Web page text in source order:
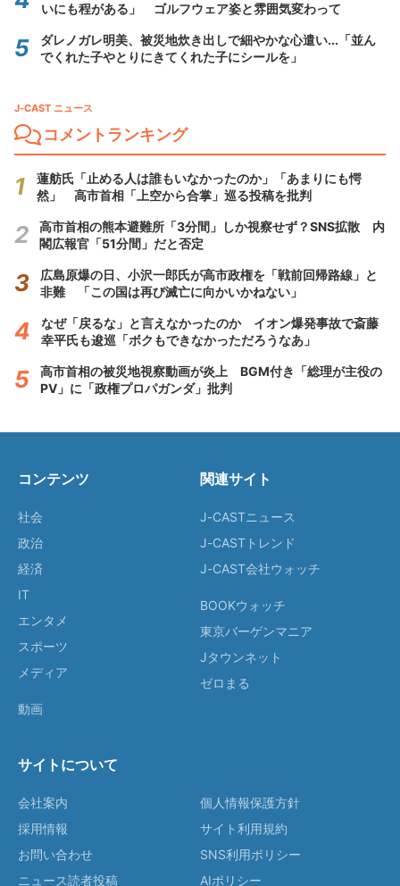
いにも程がある」 ゴルフウェア姿と雰囲気変わって
ダレノガレ明美、被災地炊き出しで細やかな心遣い...「並ん
でくれた子やとりにきてくれた子にシールを」
J-CAST ニュース
コメントランキング
蓮舫氏「止める人は誰もいなかったのか」「あまりにも愕
然」 高市首相「上空から合掌」巡る投稿を批判
高市首相の熊本避難所「3分間」しか視察せず？SNS拡散 内
閣広報官「51分間」だと否定
広島原爆の日、小沢一郎氏が高市政権を「戦前回帰路線」と
非難 「この国は再び滅亡に向かいかねない」
なぜ「戻るな」と言えなかったのか イオン爆発事故で斎藤
幸平氏も逡巡「ボクもできなかっただろうなあ」
高市首相の被災地視察動画が炎上 BGM付き「総理が主役の
PV」に「政権プロパガンダ」批判
コンテンツ
社会
政治
経済
IT
エンタメ
スポーツ
メディア
動画
関連サイト
J-CASTニュース
J-CASTトレンド
J-CAST会社ウォッチ
BOOKウォッチ
東京バーゲンマニア
Jタウンネット
ゼロまる
サイトについて
会社案内
採用情報
お問い合わせ
ニュース読者投稿
個人情報保護方針
サイト利用規約
SNS利用ポリシー
AIポリシー